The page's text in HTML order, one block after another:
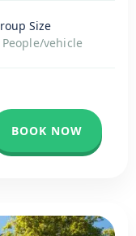
[…]
Size
vehicle
BOOK NOW